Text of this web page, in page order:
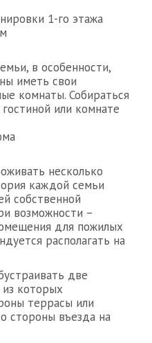
1-го этажа
в особенности,
иметь свои
комнаты. Собираться
или комнате
несколько
каждой семьи
собственной
возможности –
для пожилых
располагать на
две
которых
террасы или
стороны въезда на